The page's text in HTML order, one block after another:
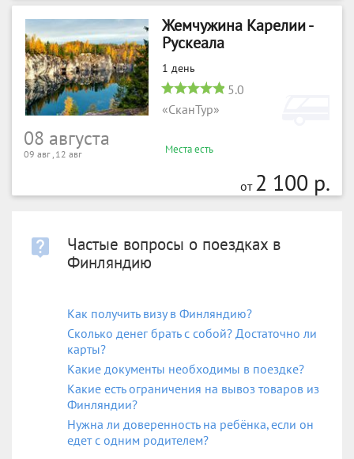
Жемчужина Карелии -
Рускеала
1 день
5.0
«СканТур»
08 августа
09 авг , 12 авг Места есть
от 2 100 р.
Частые вопросы о поездках в
Финляндию
Как получить визу в Финляндию?
Сколько денег брать с собой? Достаточно ли
карты?
Какие документы необходимы в поездке?
Какие есть ограничения на вывоз товаров из
Финляндии?
Нужна ли доверенность на ребёнка, если он
едет с одним родителем?